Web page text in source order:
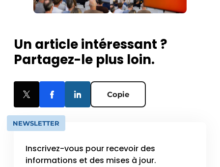
Un article intéressant ?
Partagez-le plus loin.
Copie
NEWSLETTER
Inscrivez-vous pour recevoir des
informations et des mises à jour.